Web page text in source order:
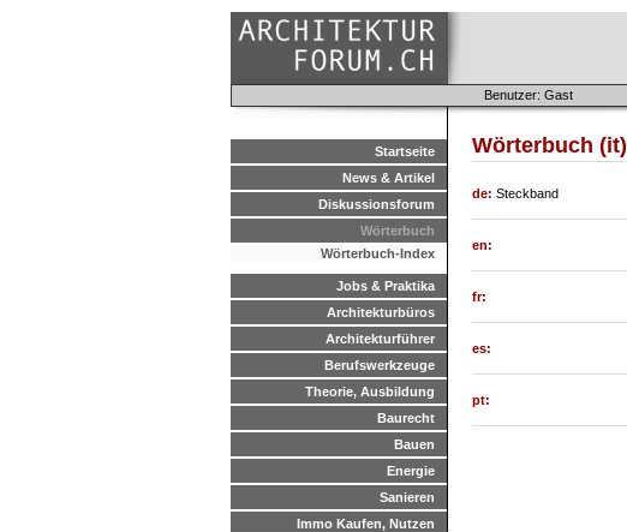
Benutzer: Gast
Startseite
News & Artikel
Diskussionsforum
Wörterbuch
Wörterbuch-Index
Jobs & Praktika
Architekturbüros
Architekturführer
Berufswerkzeuge
Theorie, Ausbildung
Baurecht
Bauen
Energie
Sanieren
Immo Kaufen, Nutzen
Wörterbuch (it)
de: Steckband
en:
fr:
es:
pt: